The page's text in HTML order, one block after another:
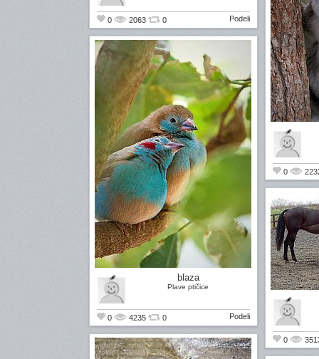
0 2063 0 Podeli
0
blaza
Plave ptičice
0 4235 0 Podeli
0